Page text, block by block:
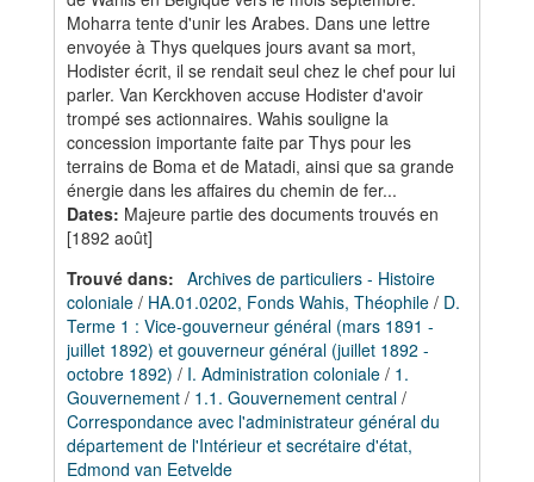
Moharra tente d'unir les Arabes. Dans une lettre
envoyée à Thys quelques jours avant sa mort,
Hodister écrit, il se rendait seul chez le chef pour lui
parler. Van Kerckhoven accuse Hodister d'avoir
trompé ses actionnaires. Wahis souligne la
concession importante faite par Thys pour les
terrains de Boma et de Matadi, ainsi que sa grande
énergie dans les affaires du chemin de fer...
Dates: Majeure partie des documents trouvés en
[1892 août]
Trouvé dans: Archives de particuliers - Histoire
coloniale / HA.01.0202, Fonds Wahis, Théophile / D.
Terme 1 : Vice-gouverneur général (mars 1891 -
juillet 1892) et gouverneur général (juillet 1892 -
octobre 1892) / I. Administration coloniale / 1.
Gouvernement / 1.1. Gouvernement central /
Correspondance avec l'administrateur général du
département de l'Intérieur et secrétaire d'état,
Edmond van Eetvelde